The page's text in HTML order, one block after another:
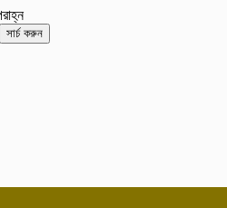
সার্চ করুন